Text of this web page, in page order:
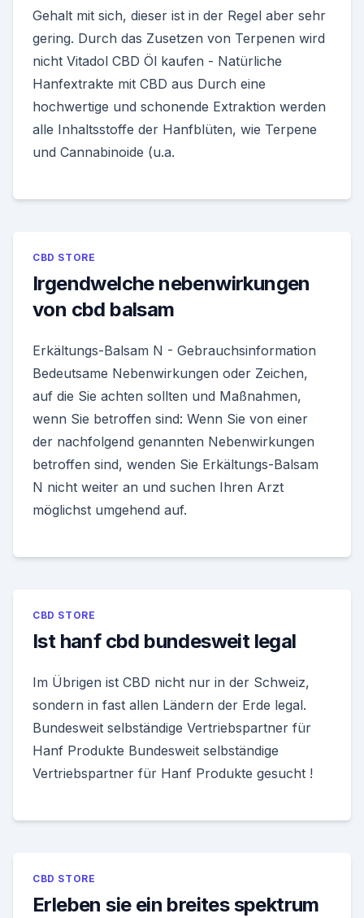
Gehalt mit sich, dieser ist in der Regel aber sehr
gering. Durch das Zusetzen von Terpenen wird
nicht Vitadol CBD Öl kaufen - Natürliche
Hanfextrakte mit CBD aus Durch eine
hochwertige und schonende Extraktion werden
alle Inhaltsstoffe der Hanfblüten, wie Terpene
und Cannabinoide (u.a.
CBD STORE
Irgendwelche nebenwirkungen
von cbd balsam
Erkältungs-Balsam N - Gebrauchsinformation
Bedeutsame Nebenwirkungen oder Zeichen,
auf die Sie achten sollten und Maßnahmen,
wenn Sie betroffen sind: Wenn Sie von einer
der nachfolgend genannten Nebenwirkungen
betroffen sind, wenden Sie Erkältungs-Balsam
N nicht weiter an und suchen Ihren Arzt
möglichst umgehend auf.
CBD STORE
Ist hanf cbd bundesweit legal
Im Übrigen ist CBD nicht nur in der Schweiz,
sondern in fast allen Ländern der Erde legal.
Bundesweit selbständige Vertriebspartner für
Hanf Produkte Bundesweit selbständige
Vertriebspartner für Hanf Produkte gesucht !
CBD STORE
Erleben sie ein breites spektrum